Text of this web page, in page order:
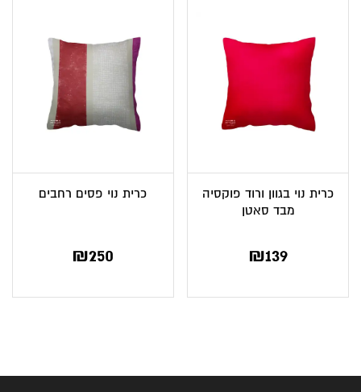
כרית נוי בגוון ורוד פוקסיה
מבד סאטן
₪139
כרית נוי פסים רחבים
₪250